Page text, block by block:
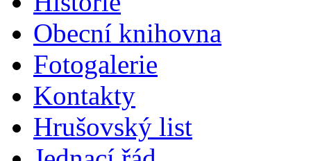
Obecní knihovna
Fotogalerie
Kontakty
Hrušovský list